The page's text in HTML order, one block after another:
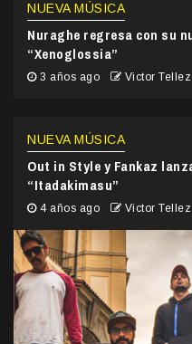
NUEVA MÚSICA
Nuraghe regresa con su
“Xenoglossia”
3 años ago Victor Tellez
NUEVA MÚSICA
Out in Style y Fankaz
“Itadakimasu”
4 años ago Victor Tellez